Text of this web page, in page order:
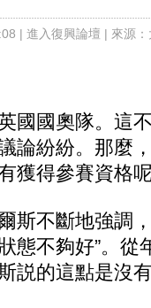
| 進入復興論壇 | 來源
國奧隊。這
論紛紛。那麼
獲得參賽資格
不斷地強調，
態不夠好”。從
説的這點是沒